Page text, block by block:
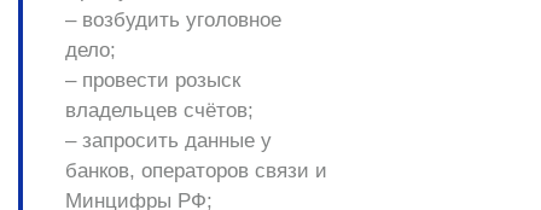
– возбудить уголовное
дело;
– провести розыск
владельцев счётов;
– запросить данные у
банков, операторов связи и
Минцифры РФ;